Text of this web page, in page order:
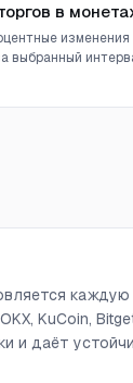
в
выбранный
KuCoin,
и даёт